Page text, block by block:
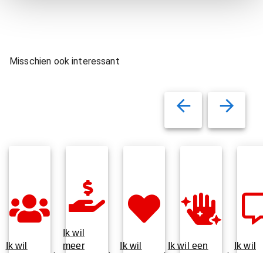
Misschien ook interessant
Ik wil
Ik wil
meer
Ik wil
Ik wil een
Ik wil